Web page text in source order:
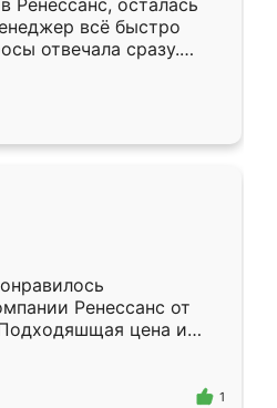
Ренессанс, осталась
всё быстро
отвечала сразу.
субботу, подошёл к
Собрали
аккуратно, даже
Ренессанс от
цена и
Приехавший
Владислав
эскизу самый
1